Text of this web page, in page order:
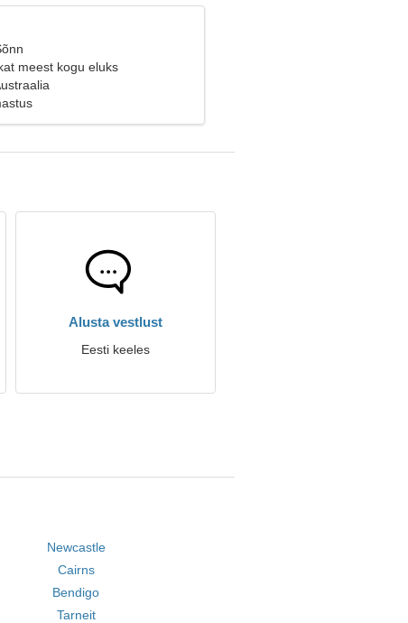
meest kogu eluks
Alusta vestlust
Eesti keeles
Newcastle
Cairns
Bendigo
Tarneit